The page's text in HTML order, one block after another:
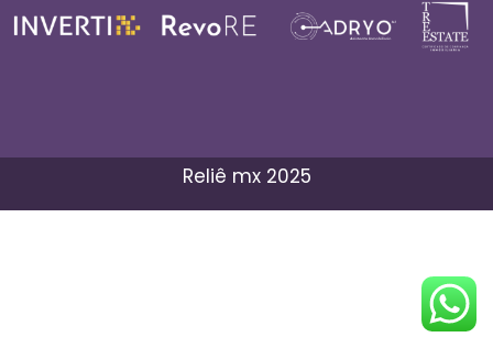
Reliê mx 2025